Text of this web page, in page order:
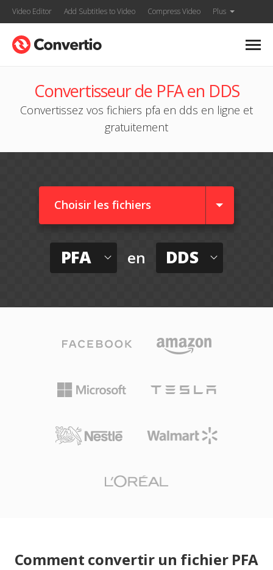
Video Editor Add Subtitles to Video Compress Video Plus
Convertisseur de PFA en DDS
Convertissez vos fichiers pfa en dds en ligne et
gratuitement
Choisir les fichiers
PFA en DDS
Comment convertir un fichier PFA